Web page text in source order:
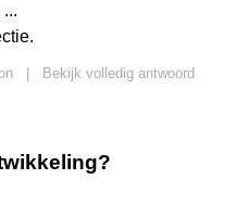
Bekijk volledig antwoord